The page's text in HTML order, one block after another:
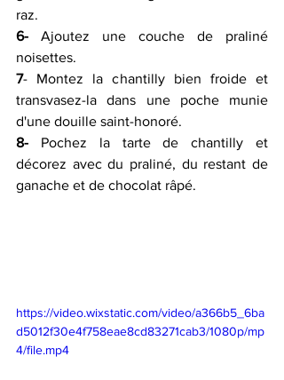
raz.
6- Ajoutez une couche de praliné
noisettes.
7- Montez la chantilly bien froide et
transvasez-la dans une poche munie
d'une douille saint-honoré.
8- Pochez la tarte de chantilly et
décorez avec du praliné, du restant de
ganache et de chocolat râpé.
https://video.wixstatic.com/video/a366b5_6ba
d5012f30e4f758eae8cd83271cab3/1080p/mp
4/file.mp4